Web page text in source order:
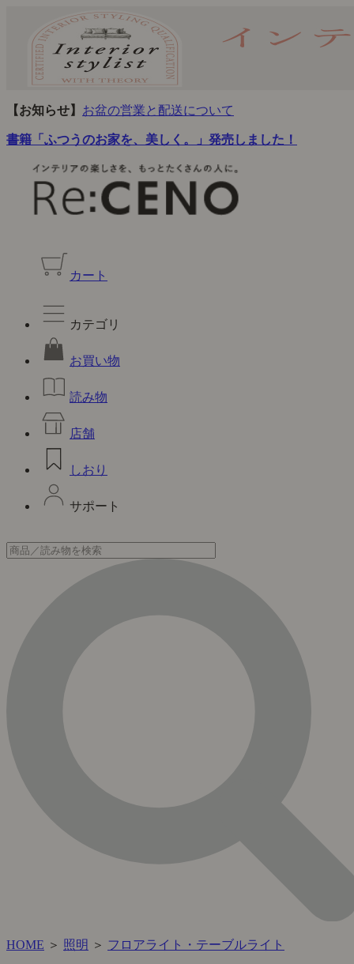
【お知らせ】 お盆の営業と配送について
書籍「ふつうのお家を、美しく。」発売しました！
カート
カテゴリ
お買い物
読み物
店舗
しおり
サポート
HOME ＞ 照明 ＞ フロアライト・テーブルライト